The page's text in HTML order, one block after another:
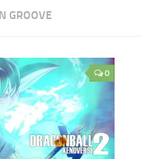
GROOVE
0